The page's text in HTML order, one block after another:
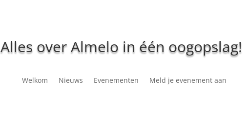
Alles over Almelo in één oogopslag!
Welkom Nieuws Evenementen Meld je evenement aan